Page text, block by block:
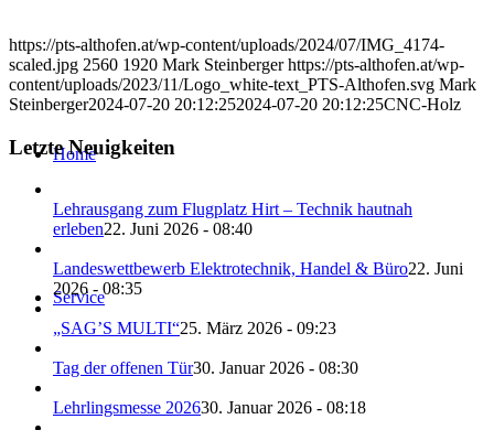
Home
Service
https://pts-althofen.at/wp-content/uploads/2024/07/IMG_4174-
scaled.jpg 2560 1920 Mark Steinberger https://pts-althofen.at/wp-
content/uploads/2023/11/Logo_white-text_PTS-Althofen.svg Mark
Steinberger2024-07-20 20:12:252024-07-20 20:12:25CNC-Holz
Letzte Neuigkeiten
Lehrausgang zum Flugplatz Hirt – Technik hautnah
erleben22. Juni 2026 - 08:40
Landeswettbewerb Elektrotechnik, Handel & Büro22. Juni
2026 - 08:35
„SAG’S MULTI“25. März 2026 - 09:23
Tag der offenen Tür30. Januar 2026 - 08:30
Lehrlingsmesse 202630. Januar 2026 - 08:18